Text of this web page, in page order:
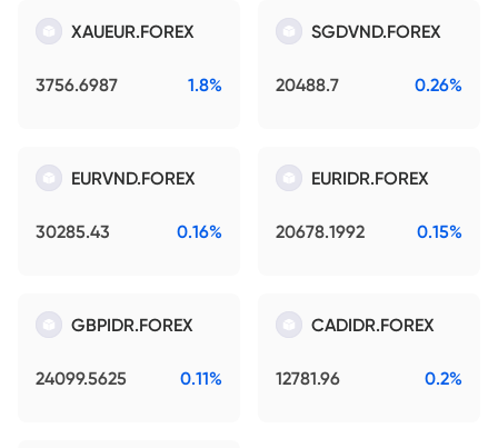
XAUEUR.FOREX
3756.6987 1.8%
SGDVND.FOREX
20488.7 0.26%
EURVND.FOREX
30285.43 0.16%
EURIDR.FOREX
20678.1992 0.15%
GBPIDR.FOREX
24099.5625 0.11%
CADIDR.FOREX
12781.96 0.2%